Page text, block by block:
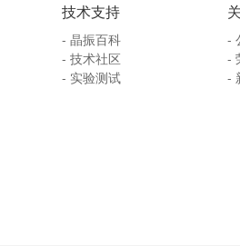
技术支持
- 晶振百科
- 技术社区
- 实验测试
-
-
-